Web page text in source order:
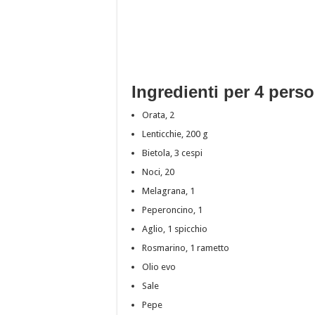
Ingredienti per 4
Orata, 2
Lenticchie, 200 g
Bietola, 3 cespi
Noci, 20
Melagrana, 1
Peperoncino, 1
Aglio, 1 spicchio
Rosmarino, 1 rametto
Olio evo
Sale
Pepe